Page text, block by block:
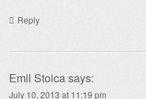
Reply
Emil Stoicasays:
July 10, 2013 at 11:19 pm